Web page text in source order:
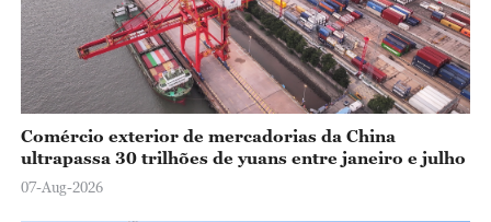
Comércio exterior de mercadorias da China
ultrapassa 30 trilhões de yuans entre janeiro e julho
07-Aug-2026